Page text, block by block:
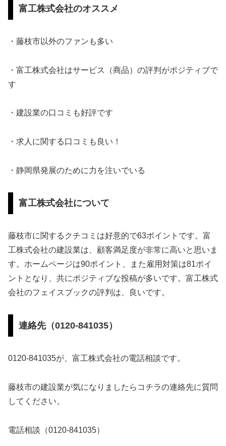
富工株式会社のオススメ
・藤枝市以外のファンも多い
・富工株式会社はサービス（商品）の評判がポジティブで
す
・建設業の口コミも好評です
・求人に関する口コミも良い！
・静岡県発展のために力を注いでいる
富工株式会社について
藤枝市に関するクチコミは好意的で63ポイントです。富
工株式会社の建設業は、顧客満足度が非常に高いと思いま
す。ホームページは90ポイント、また雇用対策は81ポイ
ントとなり、共にポジティブな投稿が多いです。富工株式
会社のフェイスブックの評判は、良いです。
連絡先（0120-841035）
0120-841035が、富工株式会社の電話相談です。
藤枝市の建設業が気になりましたらコチラの連絡先に質問
してください。
電話相談（0120-841035）